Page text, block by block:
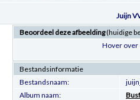
Juijn
Beoordeel deze afbeelding(huidige
Hover over
Bestandsinformatie
Bestandsnaam:
Album naam: